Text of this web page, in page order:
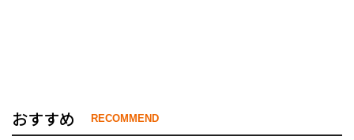
おすすめ RECOMMEND